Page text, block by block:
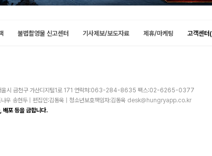
불법촬영물 신고센터 기사제보/보도자료 제휴/마케팅 고객센
서울시 금천구 가산디지털1로 171 연락처:063-284-8635 팩스:02-6265-0377
송현두 | 편집인:김동욱 | 청소년보호책임자:김동욱 desk@hungryapp.co.kr
배포 등을 금합니다.